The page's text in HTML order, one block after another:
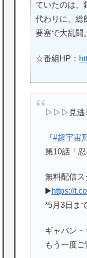
ていたのは、
代わりに、総
要塞で大乱闘
☆番組HP：
▷▷▷見逃
『#超宇宙
第10話「忍
無料配信ス
▶️https://
*5月3日ま
ギャバン・
もう一度